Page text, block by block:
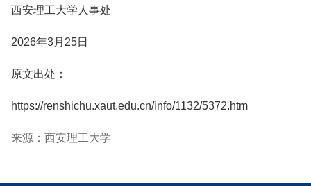
西安理工大学人事处
2026年3月25日
原文出处：
https://renshichu.xaut.edu.cn/info/1132/5372.htm
来源：西安理工大学